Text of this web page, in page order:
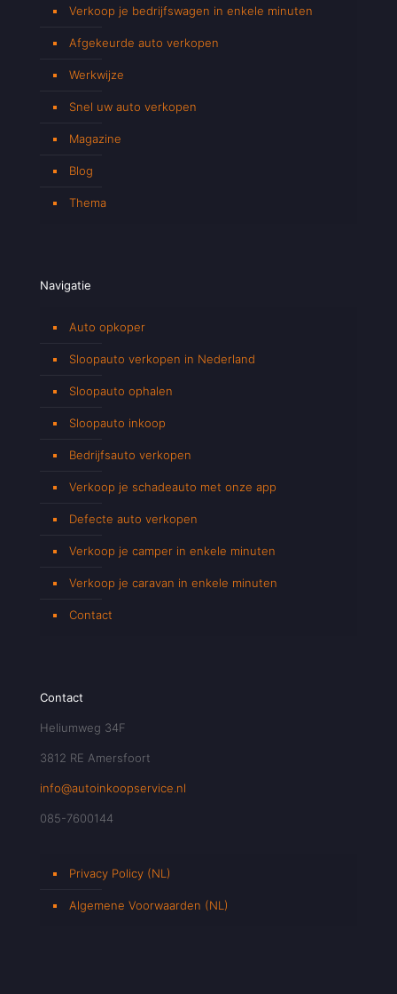
Verkoop je bedrijfswagen in enkele minuten
Afgekeurde auto verkopen
Werkwijze
Snel uw auto verkopen
Magazine
Blog
Thema
Navigatie
Auto opkoper
Sloopauto verkopen in Nederland
Sloopauto ophalen
Sloopauto inkoop
Bedrijfsauto verkopen
Verkoop je schadeauto met onze app
Defecte auto verkopen
Verkoop je camper in enkele minuten
Verkoop je caravan in enkele minuten
Contact
Contact
Heliumweg 34F
3812 RE Amersfoort
info@autoinkoopservice.nl
085-7600144
Privacy Policy (NL)
Algemene Voorwaarden (NL)